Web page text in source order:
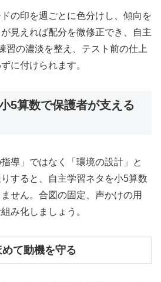
の印を週ごとに色分けし、傾向を
見えれば配分を微修正でき、自主
習の濃淡を整え、テスト前の仕上
に付けられます。
5算数で保護者が支える
導」ではなく「環境の設計」と
りすると、自主学習ネタを小5算数
せん。合図の固定、声かけの用
み化しましょう。
て動機を守る